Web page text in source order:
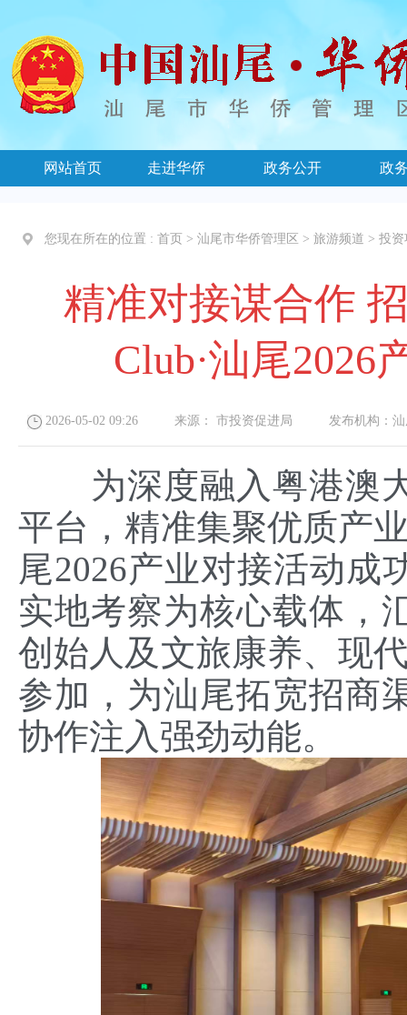
网站首页 走进华侨 政务公开 政
您现在所在的位置 : 首页 > 汕尾市华侨管理区 > 旅游频道 > 投资
精准对接谋合作
Club·汕尾2026
2026-05-02 09:26 来源： 市投资促进局 发布机构：
为深度融入粤港澳大
平台，精准集聚优质产
尾2026产业对接活动成
实地考察为核心载体，
创始人及文旅康养、现
参加，为汕尾拓宽招商
协作注入强劲动能。